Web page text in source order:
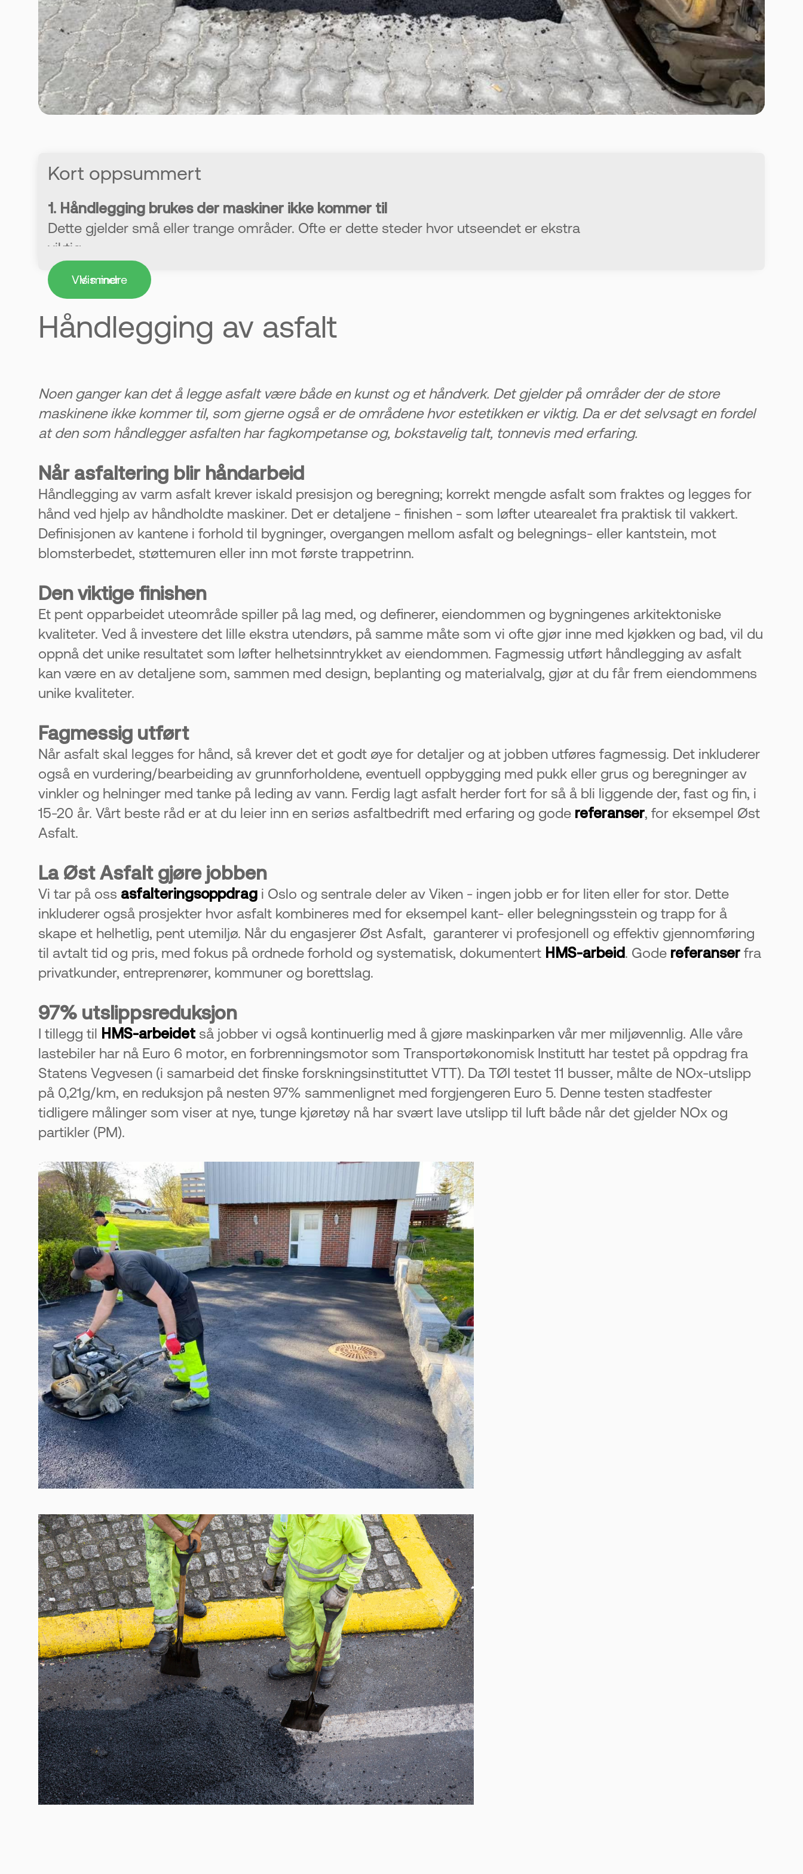
Kort oppsummert
1. Håndlegging brukes der maskiner ikke kommer til
Dette gjelder små eller trange områder. Ofte er dette steder hvor utseendet er ekstra
viktig.
2. Krever høy presisjon og erfaring
resultatet.
Kanter, overganger og linjer må være nøyaktige. Det er dette som gjør uteområdet pent
og helhetlig.
4. Påvirker helhetsinntrykket av eiendommen
Et fint uteområde kan løfte hele boligen. Små detaljer kan gjøre stor forskjell.
5. Godt grunnarbeid er fortsatt viktig
Underlaget må være stabilt og ha riktig fall for vann. Riktig utført arbeid gir levetid på 15–
20 år.
Vis mer
Vis mindre
Håndlegging av asfalt
Noen ganger kan det å legge asfalt være både en kunst og et håndverk. Det gjelder på områder der de store
maskinene ikke kommer til, som gjerne også er de områdene hvor estetikken er viktig. Da er det selvsagt en fordel
at den som håndlegger asfalten har fagkompetanse og, bokstavelig talt, tonnevis med erfaring.
Når asfaltering blir håndarbeid
Håndlegging av varm asfalt krever iskald presisjon og beregning; korrekt mengde asfalt som fraktes og legges for
hånd ved hjelp av håndholdte maskiner. Det er detaljene - finishen - som løfter utearealet fra praktisk til vakkert.
Definisjonen av kantene i forhold til bygninger, overgangen mellom asfalt og belegnings- eller kantstein, mot
blomsterbedet, støttemuren eller inn mot første trappetrinn.
Den viktige finishen
Et pent opparbeidet uteområde spiller på lag med, og definerer, eiendommen og bygningenes arkitektoniske
kvaliteter. Ved å investere det lille ekstra utendørs, på samme måte som vi ofte gjør inne med kjøkken og bad, vil du
oppnå det unike resultatet som løfter helhetsinntrykket av eiendommen. Fagmessig utført håndlegging av asfalt
kan være en av detaljene som, sammen med design, beplanting og materialvalg, gjør at du får frem eiendommens
unike kvaliteter.
Fagmessig utført
Når asfalt skal legges for hånd, så krever det et godt øye for detaljer og at jobben utføres fagmessig. Det inkluderer
også en vurdering/bearbeiding av grunnforholdene, eventuell oppbygging med pukk eller grus og beregninger av
vinkler og helninger med tanke på leding av vann. Ferdig lagt asfalt herder fort for så å bli liggende der, fast og fin, i
15-20 år. Vårt beste råd er at du leier inn en seriøs asfaltbedrift med erfaring og gode referanser, for eksempel Øst
Asfalt.
La Øst Asfalt gjøre jobben
Vi tar på oss asfalteringsoppdrag i Oslo og sentrale deler av Viken - ingen jobb er for liten eller for stor. Dette
inkluderer også prosjekter hvor asfalt kombineres med for eksempel kant- eller belegningsstein og trapp for å
skape et helhetlig, pent utemiljø. Når du engasjerer Øst Asfalt, garanterer vi profesjonell og effektiv gjennomføring
til avtalt tid og pris, med fokus på ordnede forhold og systematisk, dokumentert HMS-arbeid. Gode referanser fra
privatkunder, entreprenører, kommuner og borettslag.
97% utslippsreduksjon
I tillegg til HMS-arbeidet så jobber vi også kontinuerlig med å gjøre maskinparken vår mer miljøvennlig. Alle våre
lastebiler har nå Euro 6 motor, en forbrenningsmotor som Transportøkonomisk Institutt har testet på oppdrag fra
Statens Vegvesen (i samarbeid det finske forskningsinstituttet VTT). Da TØI testet 11 busser, målte de NOx-utslipp
på 0,21g/km, en reduksjon på nesten 97% sammenlignet med forgjengeren Euro 5. Denne testen stadfester
tidligere målinger som viser at nye, tunge kjøretøy nå har svært lave utslipp til luft både når det gjelder NOx og
partikler (PM).